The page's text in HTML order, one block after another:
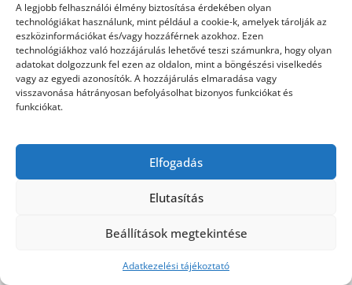
A legjobb felhasználói élmény biztosítása érdekében olyan
technológiákat használunk, mint például a cookie-k, amelyek tárolják az
eszközinformációkat és/vagy hozzáférnek azokhoz. Ezen
technológiákhoz való hozzájárulás lehetővé teszi számunkra, hogy olyan
adatokat dolgozzunk fel ezen az oldalon, mint a böngészési viselkedés
vagy az egyedi azonosítók. A hozzájárulás elmaradása vagy
visszavonása hátrányosan befolyásolhat bizonyos funkciókat és
funkciókat.
Elfogadás
Elutasítás
Beállítások megtekintése
Adatkezelési tájékoztató